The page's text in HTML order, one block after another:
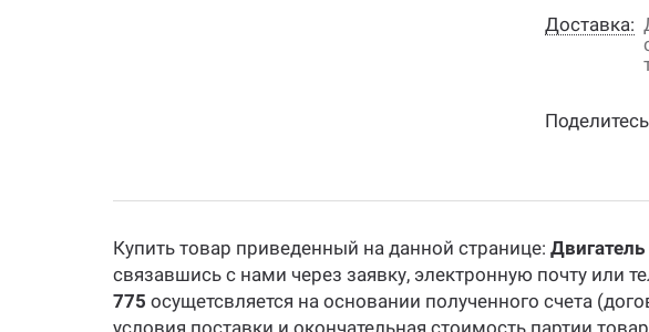
Доставка:
Купить товар приведенный на данной странице:
связавшись с нами через заявку, электронную почту или
775 осущетсвляется на основании полученного счета
условия поставки и окончательная стоимость партии